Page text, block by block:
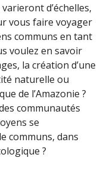
d’échelles,
vous faire voyager
communs en tant
voulez en savoir
la création d’une
naturelle ou
de l’Amazonie ?
communautés
se
communs, dans
?